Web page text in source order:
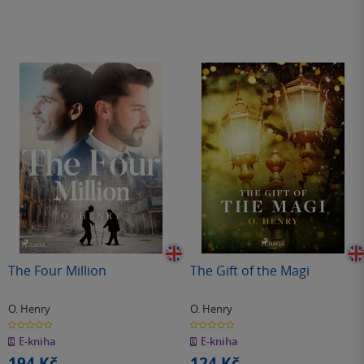
The Four Million
O. Henry
0.0
z
5
hvězdiček
E-kniha
The Gift of the Magi
O. Henry
0.0
z
5
hvězdiček
E-kniha